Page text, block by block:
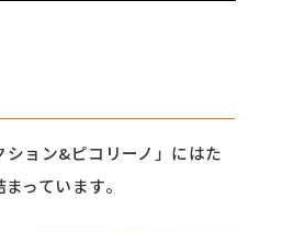
ション&ピコリーノ」にはた
っています。